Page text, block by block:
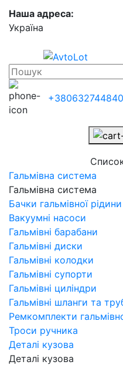
Наша адреса:
Українa
+380632744840
Гальмівна система
Гальмівна система
Бачки гальмівної рідини
Вакуумні насоси
Гальмівні барабани
Гальмівні диски
Гальмівні колодки
Гальмівні супорти
Гальмівні циліндри
Гальмівні шланги та
Ремкомплекти
Троси ручника
Деталі кузова
Деталі кузова